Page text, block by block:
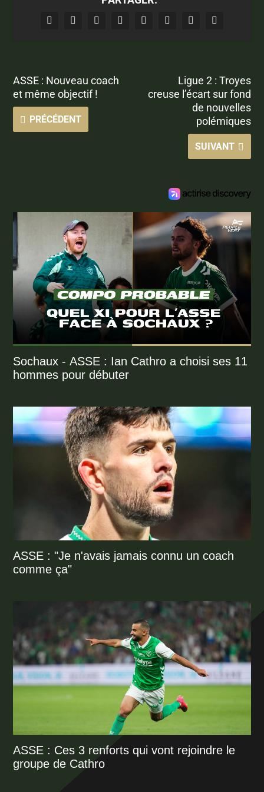
ASSE : Nouveau coach
et même objectif !
PRÉCÉDENT
Ligue 2 : Troyes
creuse l’écart sur fond
de nouvelles
polémiques
SUIVANT
Sochaux - ASSE : Ian Cathro a choisi ses 11
hommes pour débuter
ASSE : "Je n'avais jamais connu un coach
comme ça"
ASSE : Ces 3 renforts qui vont rejoindre le
groupe de Cathro